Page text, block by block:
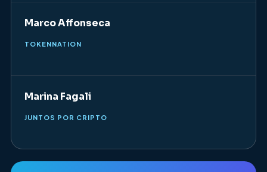
Marco Affonseca
TOKENNATION
Marina Fagali
JUNTOS POR CRIPTO